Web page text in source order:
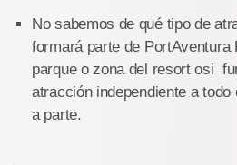
No sabemos de qué tipo de
formará parte de PortAventura
parque o zona del resort osi
atracción independiente a
a parte.